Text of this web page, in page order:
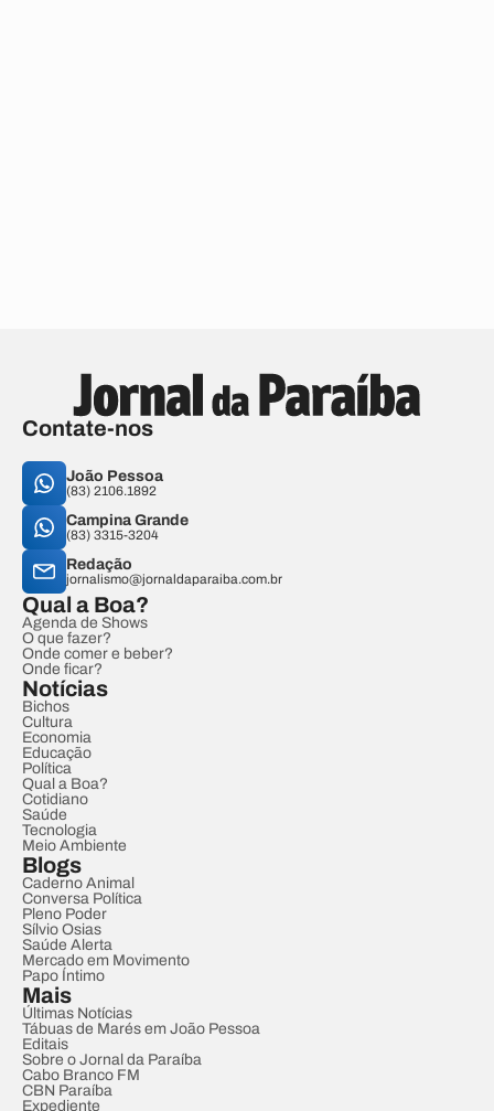
Contate-nos
João Pessoa
(83) 2106.1892
Campina Grande
(83) 3315-3204
Redação
jornalismo@jornaldaparaiba.com.br
Qual a Boa?
Agenda de Shows
O que fazer?
Onde comer e beber?
Onde ficar?
Notícias
Bichos
Cultura
Economia
Educação
Política
Qual a Boa?
Cotidiano
Saúde
Tecnologia
Meio Ambiente
Blogs
Caderno Animal
Conversa Política
Pleno Poder
Sílvio Osias
Saúde Alerta
Mercado em Movimento
Papo Íntimo
Mais
Últimas Notícias
Tábuas de Marés em João Pessoa
Editais
Sobre o Jornal da Paraíba
Cabo Branco FM
CBN Paraíba
Expediente